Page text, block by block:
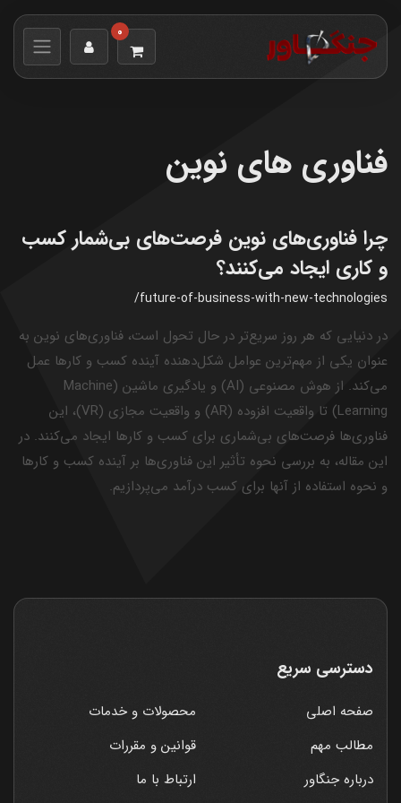
0
فناوری های نوین
چرا فناوری‌های نوین فرصت‌های بی‌شمار کسب
و کاری ایجاد می‌کنند؟
/future-of-business-with-new-technologies
در دنیایی که هر روز سریع‌تر در حال تحول است، فناوری‌های نوین به
عنوان یکی از مهم‌ترین عوامل شکل‌دهنده آینده کسب و کارها عمل
می‌کند. از هوش مصنوعی (AI) و یادگیری ماشین (Machine
Learning) تا واقعیت افزوده (AR) و واقعیت مجازی (VR)، این
فناوری‌ها فرصت‌های بی‌شماری برای کسب و کارها ایجاد می‌کنند. در
این مقاله، به بررسی نحوه تأثیر این فناوری‌ها بر آینده کسب و کارها
و نحوه استفاده از آنها برای کسب درآمد می‌پردازیم.
دسترسی سریع
صفحه اصلی
محصولات و خدمات
مطالب مهم
قوانین و مقررات
درباره جنگاور
ارتباط با ما